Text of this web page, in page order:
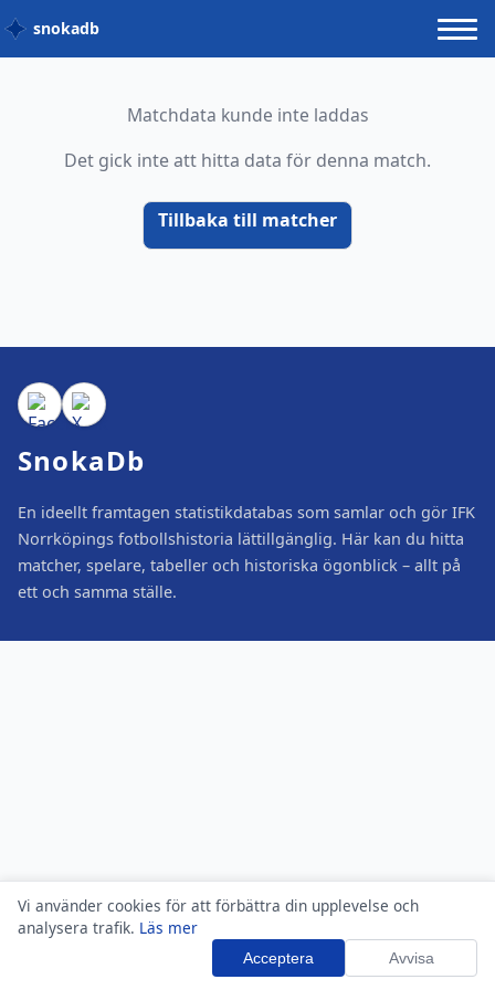
Vi använder cookies för att förbättra din upplevelse och
analysera trafik. Läs mer
Acceptera Avvisa
snokadb
Matchdata kunde inte laddas
Det gick inte att hitta data för denna match.
Tillbaka till matcher
SnokaDb
En ideellt framtagen statistikdatabas som samlar och gör IFK
Norrköpings fotbollshistoria lättillgänglig. Här kan du hitta
matcher, spelare, tabeller och historiska ögonblick – allt på
ett och samma ställe.